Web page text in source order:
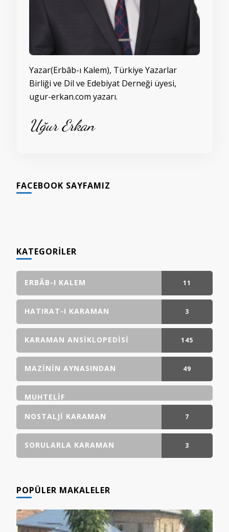
Yazar(Erbâb-ı Kalem), Türkiye Yazarlar
Birliği ve Dil ve Edebiyat Derneği üyesi,
ugur-erkan.com yazarı.
Uğur Erkan
FACEBOOK SAYFAMIZ
KATEGORILER
ERBÂB-I KALEM 11
GÖNDERI(LER)
HATIRAT-I KARAMAN 3
GÖNDERI(LER)
KARAMAN ANSIKLOPEDISI 145
GÖNDERI(LER)
MAZININ AYNASINDAN 49
MUHTELIF
NOSTALJI KARAMAN
7
GÖNDERI(LER)
SORULARLA KARAMAN 3
POPÜLER MAKALELER